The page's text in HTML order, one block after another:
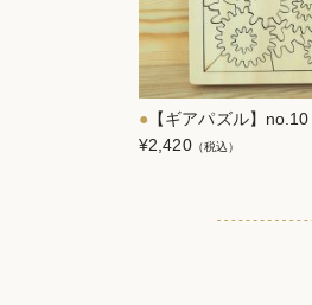
【ギアパズル】
¥2,420（税込）